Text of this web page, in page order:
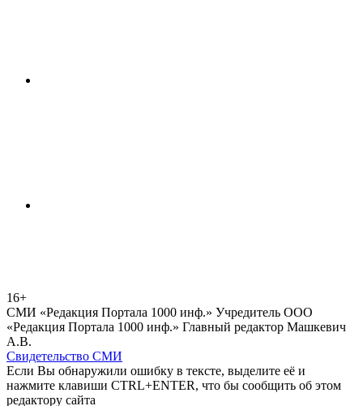
16+
СМИ «Редакция Портала 1000 инф.» Учредитель ООО
«Редакция Портала 1000 инф.» Главный редактор Машкевич
А.В.
Свидетельство СМИ
Если Вы обнаружили ошибку в тексте, выделите её и
нажмите клавиши CTRL+ENTER, что бы сообщить об этом
редактору сайта